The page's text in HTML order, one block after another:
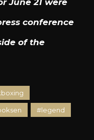
conference
of the
#legend